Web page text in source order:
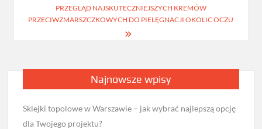
PRZEGLĄD NAJSKUTECZNIEJSZYCH KREMÓW
PRZECIWZMARSZCZKOWYCH DO PIELĘGNACJI OKOLIC OCZU
Najnowsze wpisy
Sklejki topolowe w Warszawie – jak wybrać najlepszą opcję
dla Twojego projektu?